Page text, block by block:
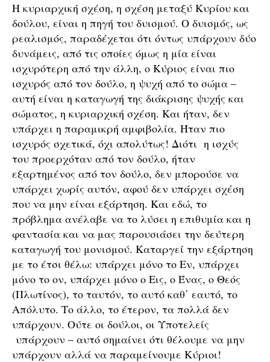
Η κυριαρχική σχέση, η σχέση μεταξύ Κυρίου και
δούλου, είναι η πηγή του δυισμού. Ο δυισμός, ως
ρεαλισμός, παραδέχεται ότι όντως υπάρχουν δύο
δυνάμεις, από τις οποίες όμως η μία είναι
ισχυρότερη από την άλλη, ο Κύριος είναι πιο
ισχυρός από τον δούλο, η ψυχή από το σώμα –
αυτή είναι η καταγωγή της διάκρισης ψυχής και
σώματος, η κυριαρχική σχέση. Και ήταν, δεν
υπάρχει η παραμικρή αμφιβολία. Ήταν πιο
ισχυρός σχετικά, όχι απολύτως! Διότι η ισχύς
του προερχόταν από τον δούλο, ήταν
εξαρτημένος από τον δούλο, δεν μπορούσε να
υπάρχει χωρίς αυτόν, αφού δεν υπάρχει σχέση
που να μην είναι εξάρτηση. Και εδώ, το
πρόβλημα ανέλαβε να το λύσει η επιθυμία και η
φαντασία και να μας παρουσιάσει την δεύτερη
καταγωγή του μονισμού. Καταργεί την εξάρτηση
με το έτσι θέλω: υπάρχει μόνο το Εν, υπάρχει
μόνο το ον, υπάρχει μόνο ο Εις, ο Ένας, ο Θεός
(Πλωτίνος), το ταυτόν, το αυτό καθ΄ εαυτό, το
Απόλυτο. Το άλλο, το έτερον, τα πολλά δεν
υπάρχουν. Ούτε οι δούλοι, οι Υποτελείς
υπάρχουν – αυτό σημαίνει ότι θέλουμε να μην
υπάρχουν αλλά να παραμείνουμε Κύριοι!